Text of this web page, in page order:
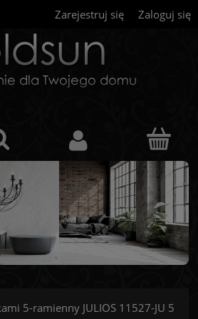
Zarejestruj się Zaloguj się
5-ramienny JULIOS 11527-JU 5